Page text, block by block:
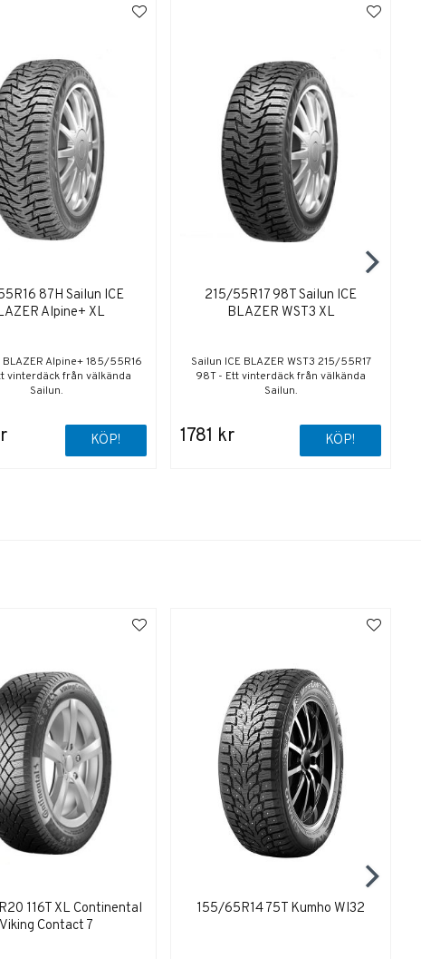
87H Sailun ICE
Alpine+ XL
BLAZER Alpine+ 185/55R16
vinterdäck från välkända
Sailun.
KÖP!
215/55R17 98T Sailun ICE
BLAZER WST3 XL
Sailun ICE BLAZER WST3 215/55R17
98T - Ett vinterdäck från välkända
Sailun.
1781 kr KÖP!
116T XL Continental
Viking Contact 7
155/65R14 75T Kumho WI32